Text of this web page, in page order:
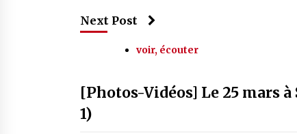
Next Post
voir, écouter
[Photos-Vidéos] Le 25 mars
1)